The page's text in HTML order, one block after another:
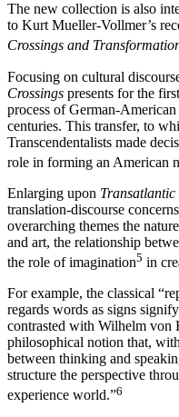
The new collection is also
to Kurt Mueller-Vollmer’s
Crossings and
Focusing on cultural
Crossings presents for the
process of German-
centuries. This transfer, to
Transcendentalists made
role in forming an American
Enlarging upon Transatlantic
translation-discourse
overarching themes the
and art, the relationship
the role of imagination5 in
For example, the classical
regards words as signs
contrasted with Wilhelm von
philosophical notion that,
between thinking and
structure the perspective
experience world.”6